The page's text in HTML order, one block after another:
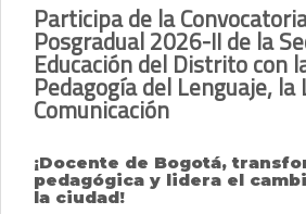
esta tabla
Mostrando
registros
Participa de la
Posgradual 2026-II de la
Educación del Distrito con
Pedagogía del Lenguaje,
Comunicación
¡Docente de Bogotá,
pedagógica y lidera el
la ciudad!